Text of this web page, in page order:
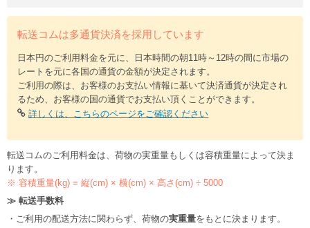
転送コムは多通貨決済を採用しています
日本円のご利用料金を元に、日本時間の朝11時～12時の間に市場の
レートを元に各国の通貨の金額が決定されます。
ご利用の際は、お客様のお支払い情報に基いて決済通貨が決定され
るため、お客様の国の通貨でお支払い頂くことができます。
詳しくは、こちらのページをご確認ください
転送コムのご利用料金は、荷物の実重量もしくは容積重量によって決ま
ります。
※ 容積重量(kg) = 縦(cm) × 横(cm) × 高さ(cm) ÷ 5000
≫ 転送手数料
・ご利用の配送方法に関わらず、荷物の実重量をもとに決まります。